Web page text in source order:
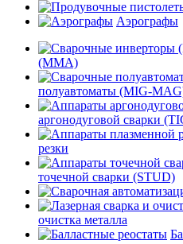
Аэрографы
(MMA)
полуавтоматы (MIG-
аргонодуговой сварки
резки
точечной сварки (STUD)
очистка металла